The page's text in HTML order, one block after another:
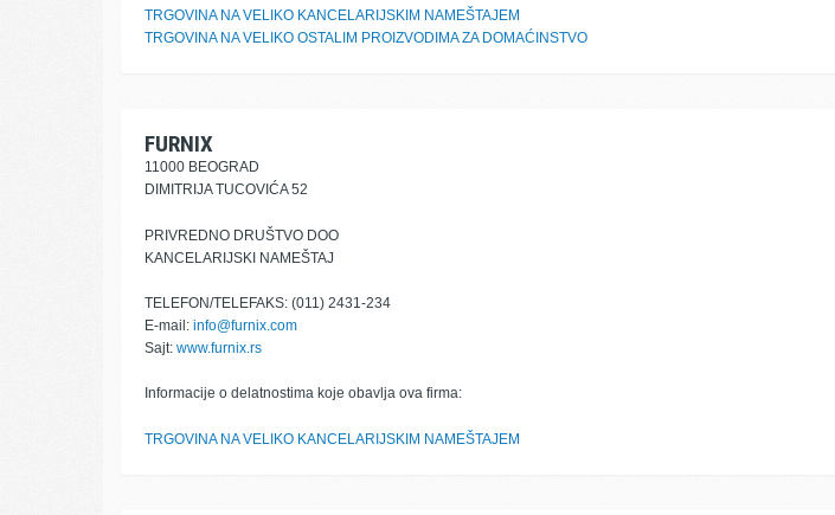
TRGOVINA NA VELIKO KANCELARIJSKIM NAMEŠTAJEM
TRGOVINA NA VELIKO OSTALIM PROIZVODIMA ZA DOMAĆINSTVO
FURNIX
11000 BEOGRAD
DIMITRIJA TUCOVIĆA 52
PRIVREDNO DRUŠTVO DOO
KANCELARIJSKI NAMEŠTAJ
TELEFON/TELEFAKS: (011) 2431-234
E-mail: info@furnix.com
Sajt: www.furnix.rs
Informacije o delatnostima koje obavlja ova firma:
TRGOVINA NA VELIKO KANCELARIJSKIM NAMEŠTAJEM